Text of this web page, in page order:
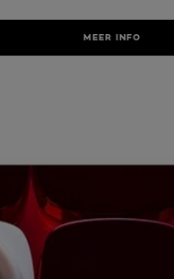
MEER INFO